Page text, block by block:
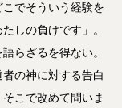
でそういう経験を
しの負けです」。
らざるを得ない。
の神に対する告白
こで改めて問いま